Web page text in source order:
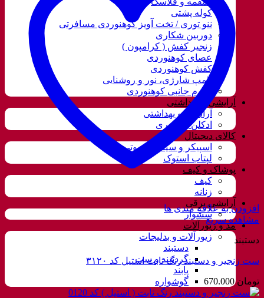
کوله پشتی
ننو توری / تخت آویز کوهنوردی مسافرتی
دوربین شکاری
زنجیر کفش ( کرامپون )
عصای کوهنوردی
کفش کوهنوردی
لامپ شارژی، نور و روشنایی
لوازم جانبی کوهنوردی
آرایشی و بهداشتی
آرایشی و بهداشتی
ادکلن و اسپری
کالای دیجیتال
اسپیکر و سیستم صوتی
لپتاب استوک
پوشاک و کیف
کیف
زنانه
آرایشی برقی
سشوار
مد و زیورآلات
زیورآلات و بدلیجات
دستبند
گردنبند و ست
پابند
گوشواره
افزودن به علاقه مندی ها
مشاهده سریع
دستبند
ست زنجیر و دستبند رنگ ثابت استیل کد ۳۱۲۰
تومان670.000